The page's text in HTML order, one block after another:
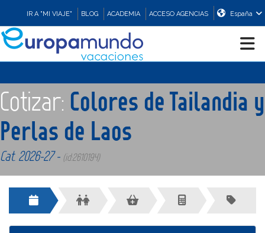
IR A "MI VIAJE" BLOG ACADEMIA ACCESO AGENCIAS España
PROMOCIONES
Cotizar: Colores de Tailandia y
Perlas de Laos
Cat. 2026-27 - (id:2610194)